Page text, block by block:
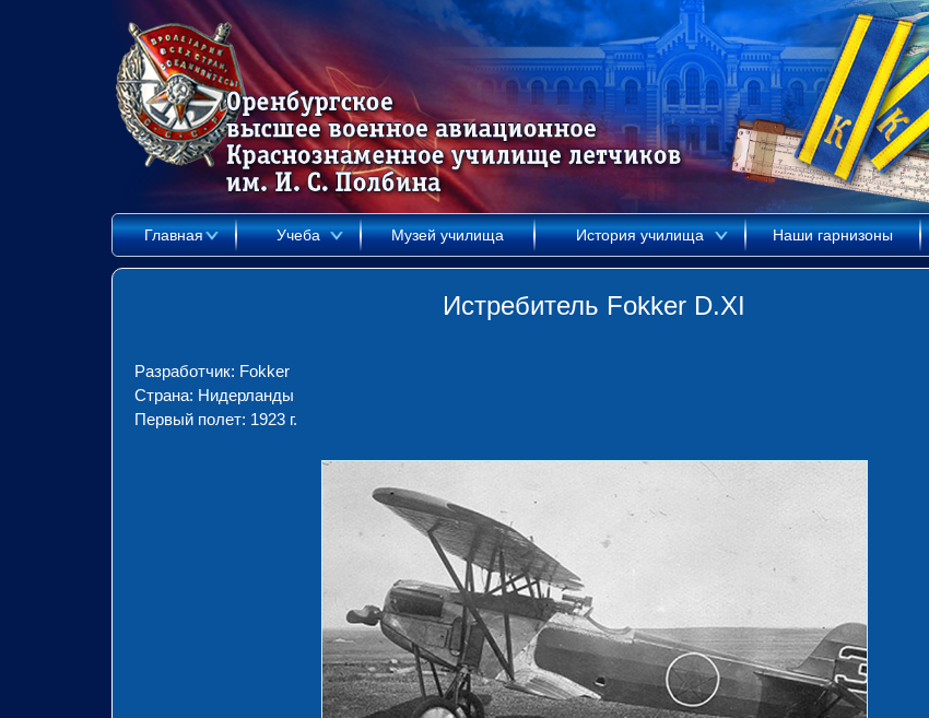
Главная Учеба Музей училища История училища Наши гарнизоны
Истребитель Fokker D.XI
Разработчик: Fokker
Страна: Нидерланды
Первый полет: 1923 г.